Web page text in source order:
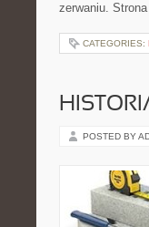
zerwaniu.
CATEGORIES:
POSTED BY